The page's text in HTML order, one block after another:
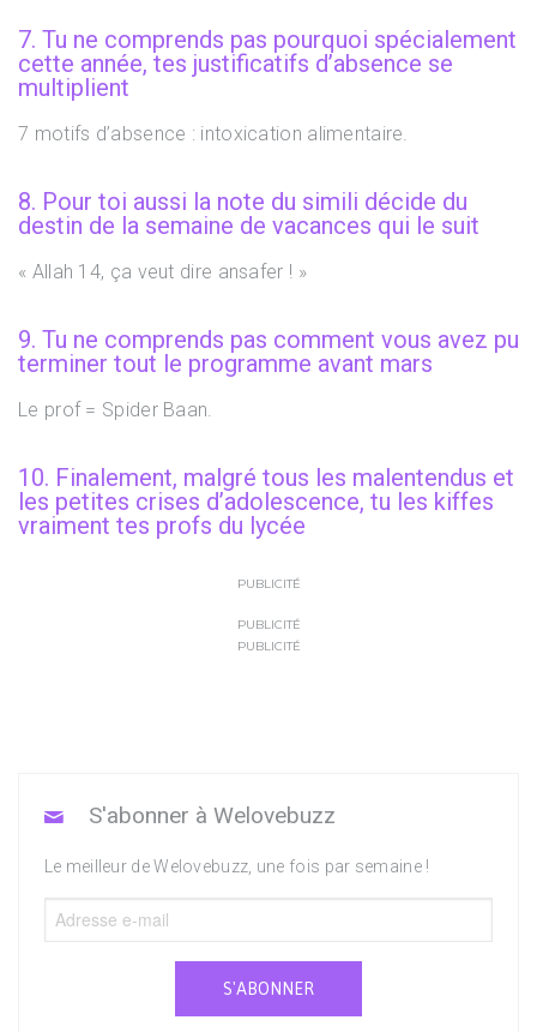
7. Tu ne comprends pas pourquoi spécialement
cette année, tes justificatifs d’absence se
multiplient
7 motifs d’absence : intoxication alimentaire.
8. Pour toi aussi la note du simili décide du
destin de la semaine de vacances qui le suit
« Allah 14, ça veut dire ansafer ! »
9. Tu ne comprends pas comment vous avez pu
terminer tout le programme avant mars
Le prof = Spider Baan.
10. Finalement, malgré tous les malentendus et
les petites crises d’adolescence, tu les kiffes
vraiment tes profs du lycée
PUBLICITÉ
PUBLICITÉ
PUBLICITÉ
S'abonner à Welovebuzz
Le meilleur de Welovebuzz, une fois par semaine !
S'ABONNER